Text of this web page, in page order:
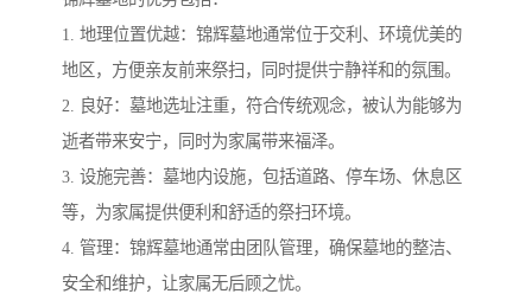
1. 地理位置优越：锦辉墓地通常位于交利、环境优美的
地区，方便亲友前来祭扫，同时提供宁静祥和的氛围。
2. 良好：墓地选址注重，符合传统观念，被认为能够为
逝者带来安宁，同时为家属带来福泽。
3. 设施完善：墓地内设施，包括道路、停车场、休息区
等，为家属提供便利和舒适的祭扫环境。
4. 管理：锦辉墓地通常由团队管理，确保墓地的整洁、
安全和维护，让家属无后顾之忧。